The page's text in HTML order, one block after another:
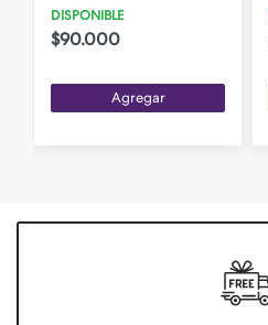
DISPONIBLE
$90.000
Agregar